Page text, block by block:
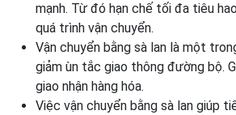
mạnh. Từ đó hạn chế tối đa tiêu
quá trình vận chuyển.
Vận chuyển bằng sà lan là một
giảm ùn tắc giao thông đường bộ.
giao nhận hàng hóa.
Việc vận chuyển bằng sà lan giúp